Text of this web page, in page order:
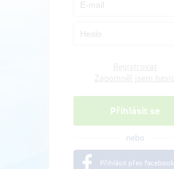
nebo
Přihlásit přes facebook